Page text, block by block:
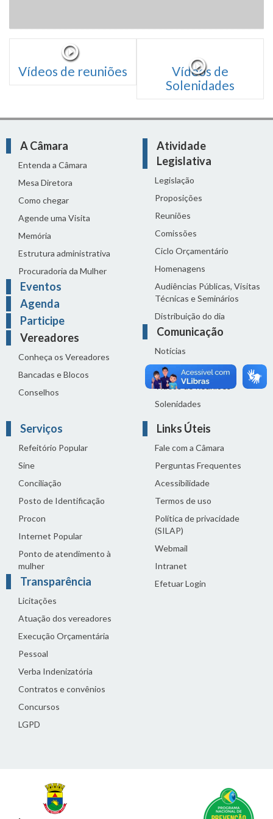
Vídeos de reuniões
Vídeos de
Solenidades
A Câmara
Entenda a Câmara
Mesa Diretora
Como chegar
Agende uma Visita
Memória
Estrutura administrativa
Procuradoria da Mulher
Eventos
Agenda
Participe
Vereadores
Conheça os Vereadores
Bancadas e Blocos
Conselhos
Atividade
Legislativa
Legislação
Proposições
Reuniões
Comissões
Ciclo Orçamentário
Homenagens
Audiências Públicas, Visitas
Técnicas e Seminários
Distribuição do dia
Comunicação
Notícias
Sala de Imprensa
Vídeos de Reuniões
Solenidades
Serviços
Refeitório Popular
Sine
Conciliação
Posto de Identificação
Procon
Internet Popular
Ponto de atendimento à
mulher
Transparência
Licitações
Atuação dos vereadores
Execução Orçamentária
Pessoal
Verba Indenizatória
Contratos e convênios
Concursos
LGPD
Links Úteis
Fale com a Câmara
Perguntas Frequentes
Acessibilidade
Termos de uso
Política de privacidade
(SILAP)
Webmail
Intranet
Efetuar Login